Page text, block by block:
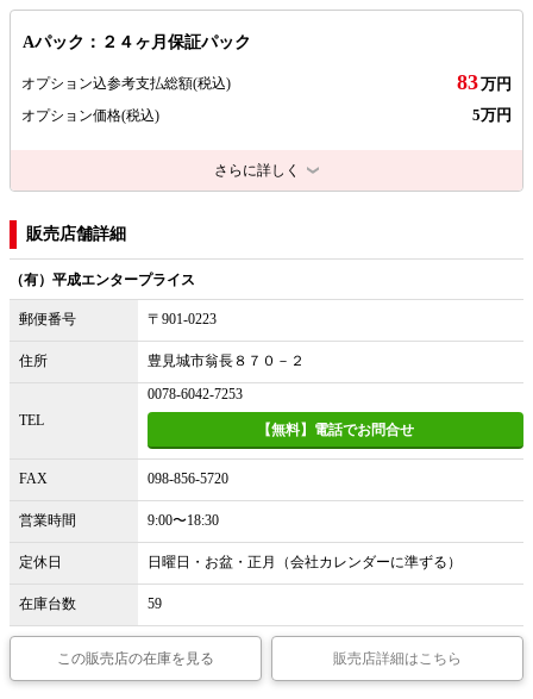
Aパック：２４ヶ月保証パック
オプション込参考支払総額(税込) 83万円
オプション価格(税込) 5万円
さらに詳しく
販売店舗詳細
（有）平成エンタープライス
郵便番号 〒901-0223
住所 豊見城市翁長８７０－２
TEL
0078-6042-7253
【無料】電話でお問合せ
FAX 098-856-5720
営業時間 9:00〜18:30
定休日 日曜日・お盆・正月（会社カレンダーに準ずる）
在庫台数 59
この販売店の在庫を見る 販売店詳細はこちら